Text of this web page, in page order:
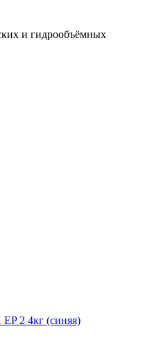
и гидрообъёмных
2 4кг (синяя)